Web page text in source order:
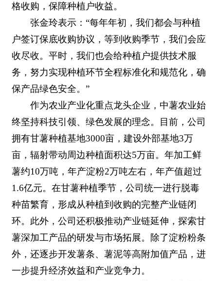
格收购，保障种植户收益。
张金玲表示：“每年年初，我们都会与种植
户签订保底收购协议，等到收购季节，我们会应
收尽收。平时，我们也会给种植户提供技术服
务，努力实现种植环节全程标准化和规范化，确
保产品绿色安全。”
作为农业产业化重点龙头企业，中薯农业始
终坚持科技引领、绿色发展的理念。目前，公司
拥有甘薯种植基地3000亩，建设外部基地3万
亩，辐射带动周边种植面积达5万亩。年加工鲜
薯约10万吨，年产淀粉2万吨左右，年产值超过
1.6亿元。在甘薯种植季节，公司统一进行脱毒
种苗繁育，形成从种植到收购的完整产业链闭
环。此外，公司还积极推动产业链延伸，探索甘
薯深加工产品的研发与市场拓展。除了淀粉粉条
外，还逐步开发薯条、薯泥等高附加值产品，进
一步提升经济效益和产业竞争力。